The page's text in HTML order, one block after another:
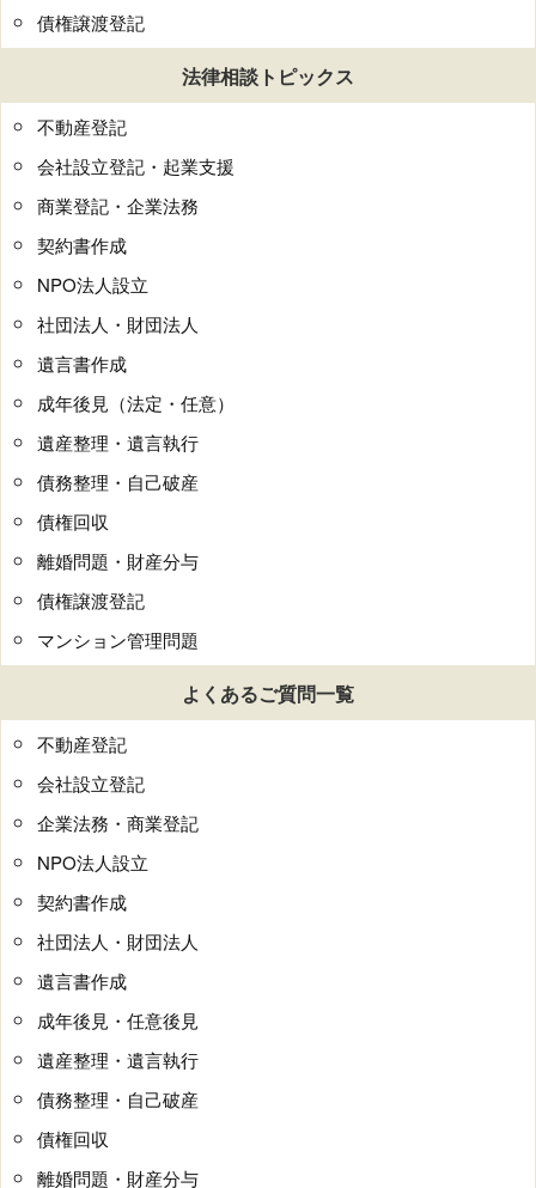
債権譲渡登記
法律相談トピックス
不動産登記
会社設立登記・起業支援
商業登記・企業法務
契約書作成
NPO法人設立
社団法人・財団法人
遺言書作成
成年後見（法定・任意）
遺産整理・遺言執行
債務整理・自己破産
債権回収
離婚問題・財産分与
債権譲渡登記
マンション管理問題
よくあるご質問一覧
不動産登記
会社設立登記
企業法務・商業登記
NPO法人設立
契約書作成
社団法人・財団法人
遺言書作成
成年後見・任意後見
遺産整理・遺言執行
債務整理・自己破産
債権回収
離婚問題・財産分与